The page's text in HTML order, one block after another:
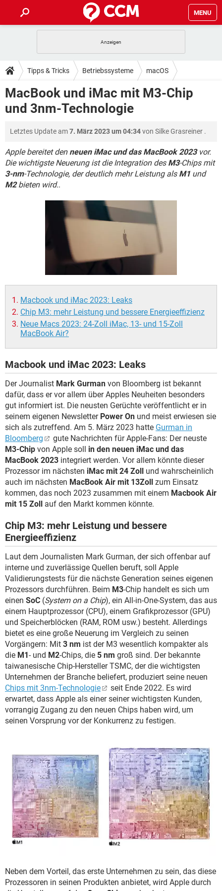
MENU
ANDROID IOS
WINDOWS 10 INSTAGRAM
WHATSAPP TIKTOK
TIPPS & TRICKS
SPIELE STREAMING
ANDROID IOS
INSTAGRAM
WHATSAPP TIKTOK
FACEBOOK HARDWARE
DOWNLOADS
SPIELE STREAMING
WHATSAPP
FACEBOOK HARDWARE
FORUM
SPIELE STREAMING
ANDROID IOS
WINDOWS 10 INSTAGRAM
WHATSAPP
HARDWARE
SPIELE STREAMING
ANDROID IOS
TIKTOK
HARDWARE
Tipps & Tricks Betriebssysteme macOS
MacBook und iMac mit M3-Chip
und 3nm-Technologie
Letztes Update am7. März 2023 um 04:34von Silke Grasreiner .
Apple bereitet den neuen iMac und das MacBook 2023vor.
Die wichtigste Neuerung ist die Integration des M3-Chips mit
3-nm-Technologie, der deutlich mehr Leistung als M1 und
M2bieten wird..
Macbook und iMac 2023: Leaks
Chip M3: mehr Leistung und bessere Energieeffizienz
Neue Macs 2023: 24-Zoll iMac, 13- und 15-Zoll
MacBook Air?
Macbook und iMac 2023: Leaks
Der Journalist Mark Gurman von Bloomberg ist bekannt
dafür, dass er vor allem über Apples Neuheiten besonders
gut informiert ist. Die neusten Gerüchte veröffentlicht er in
seinem eigenen Newsletter Power On und meist erwiesen sie
sich als zutreffend. Am 5. März 2023 hatte Gurman in
Bloomberg
gute Nachrichten für Apple-Fans: Der neuste
M3-Chip von Apple soll in den neuen iMac und das
MacBook 2023 integriert werden. Vor allem könnte dieser
Prozessor im nächsten iMac mit 24 Zoll und wahrscheinlich
auch im nächsten MacBook Air mit 13Zoll zum Einsatz
kommen, das noch 2023 zusammen mit einem Macbook Air
mit 15 Zoll auf den Markt kommen könnte.
Chip M3: mehr Leistung und bessere
Energieeffizienz
Laut dem Journalisten Mark Gurman, der sich offenbar auf
interne und zuverlässige Quellen beruft, soll Apple
Validierungstests für die nächste Generation seines eigenen
Prozessors durchführen. Beim M3-Chip handelt es sich um
einen SoC (System on a Chip), ein All-in-One-System, das aus
einem Hauptprozessor (CPU), einem Grafikprozessor (GPU)
und Speicherblöcken (RAM, ROM usw.) besteht. Allerdings
bietet es eine große Neuerung im Vergleich zu seinen
Vorgängern: Mit 3 nm ist der M3 wesentlich kompakter als
die M1- und M2-Chips, die 5 nm groß sind. Der bekannte
taiwanesische Chip-Hersteller TSMC, der die wichtigsten
Unternehmen der Branche beliefert, produziert seine neuen
Chips mit 3nm-Technologie
seit Ende 2022. Es wird
erwartet, dass Apple als einer seiner wichtigsten Kunden,
vorrangig Zugang zu den neuen Chips haben wird, um
seinen Vorsprung vor der Konkurrenz zu festigen.
Neben dem Vorteil, das erste Unternehmen zu sein, das diese
Prozessoren in seinen Produkten anbietet, wird Apple durch